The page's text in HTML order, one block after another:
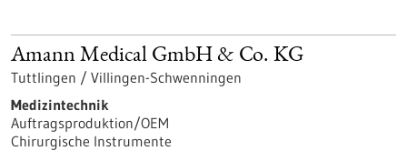
Amann Medical GmbH & Co. KG
Tuttlingen / Villingen-Schwenningen
Medizintechnik
Auftragsproduktion/OEM
Chirurgische Instrumente